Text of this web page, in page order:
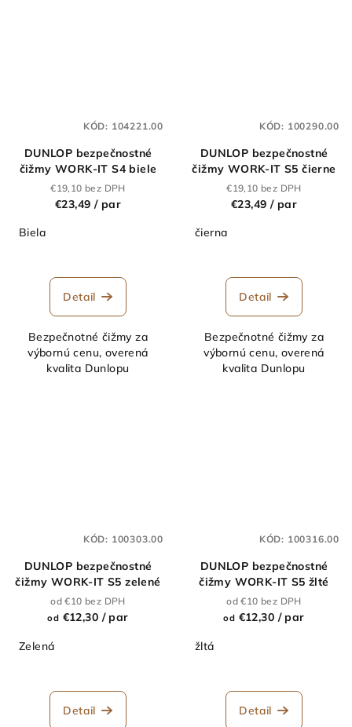
DUNLOP bezpečnostné
čižmy WORK-IT S4 biele
€19,10 bez DPH
€23,49 / par
Biela
Detail
Bezpečnotné čižmy za
výbornú cenu, overená
kvalita Dunlopu
KÓD: 104221.00
DUNLOP bezpečnostné
čižmy WORK-IT S5 čierne
€19,10 bez DPH
€23,49 / par
čierna
hodnotenie
produktu
z
5
hviezdičiek.
Detail
Bezpečnotné čižmy za
výbornú cenu, overená
kvalita Dunlopu
KÓD: 100290.00
DUNLOP bezpečnostné
čižmy WORK-IT S5 zelené
od €10 bez DPH
od €12,30 / par
Zelená
Detail
KÓD: 100303.00
DUNLOP bezpečnostné
čižmy WORK-IT S5 žlté
od €10 bez DPH
od €12,30 / par
žltá
Detail
KÓD: 100316.00